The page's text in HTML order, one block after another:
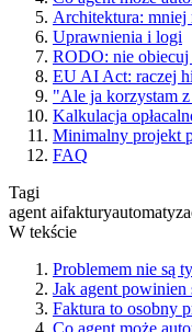
Architektura:
Uprawnienia i logi
RODO: nie obiecuj
EU AI Act: raczej
"Ale ja korzystam
Kalkulacja
Minimalny projekt
FAQ
Tagi
agent aifaktury
W tekście
Problemem nie są
Jak agent powinien
Faktura to osobny
Co agent może